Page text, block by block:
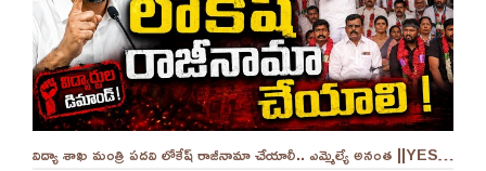
విద్యా శాఖ మంత్రి పదవి లోకేష్ రాజీనామా చేయాలీ.. ఎమ్మెల్యే అనంత ||YES 9TV